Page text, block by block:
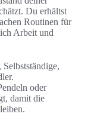
Du erhältst
Routinen für
Arbeit und
oder
damit die